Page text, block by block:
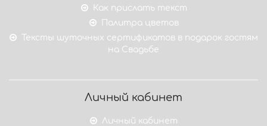
Как прислать текст
Палитра цветов
Тексты шуточных сертификатов в подарок гостям
на Свадьбе
Личный кабинет
Личный кабинет